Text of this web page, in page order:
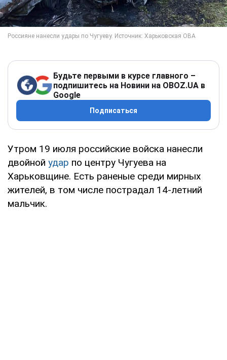
Будьте первыми в курсе главного –
подпишитесь на Новини на OBOZ.UA в
Google
Подписаться
Утром 19 июля российские войска нанесли
двойной удар по центру Чугуева на
Харьковщине. Есть раненые среди мирных
жителей, в том числе пострадал 14-летний
мальчик.